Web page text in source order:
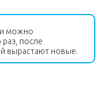
можно
раз, после
вырастают новые.